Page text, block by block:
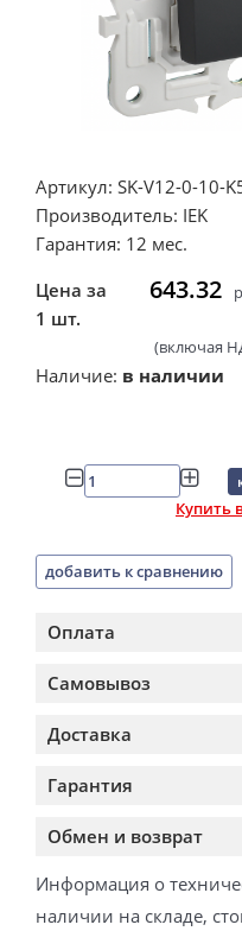
Артикул: SK-V12-0-10-
Производитель: IEK
Гарантия: 12 мес.
Цена за
1 шт.
643.32
(включая
Наличие: в наличии
Купить
добавить к сравнению
Оплата
Самовывоз
Доставка
Гарантия
Обмен и возврат
Информация о
наличии на складе,